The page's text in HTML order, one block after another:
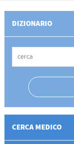
DIZIONARIO
CERCA MEDICO